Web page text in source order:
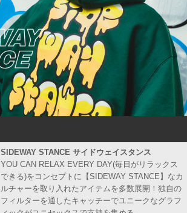
SIDEWAY STANCE サイドウェイスタンス
YOU CAN RELAX EVERY DAY(毎日がリラックス
できる)をコンセプトに【SIDEWAY STANCE】なカ
ルチャーを取り入れたアイテムを多数展開！独自の
フィルターを通したキャッチーでユニークなグラフ